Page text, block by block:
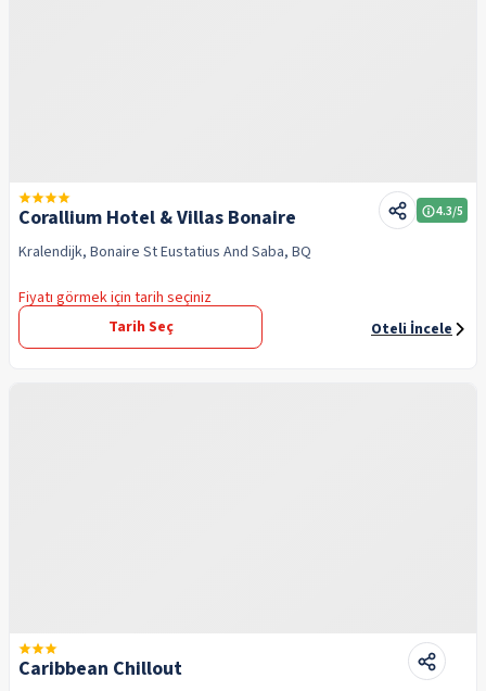
Corallium Hotel & Villas Bonaire 4.3/5
Kralendijk, Bonaire St Eustatius And Saba, BQ
Fiyatı görmek için tarih seçiniz
Tarih Seç
Oteli İncele
Caribbean Chillout